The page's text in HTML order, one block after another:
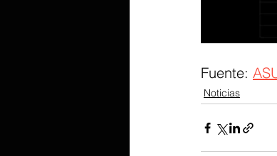
Fuente:
Noticias